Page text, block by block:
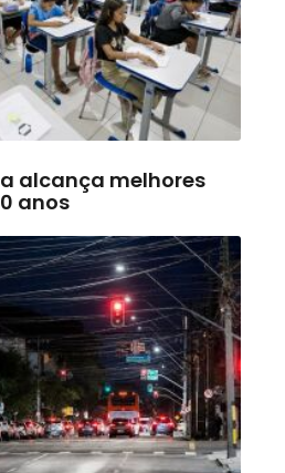
alcança melhores
anos